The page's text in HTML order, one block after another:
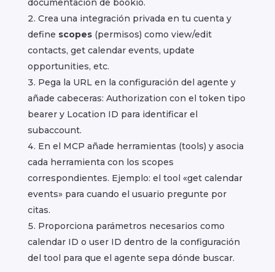
documentación de bookio.
Crea una integración privada en tu cuenta y
define scopes(permisos) como view/edit
contacts, get calendar events, update
opportunities, etc.
Pega la URL en la configuración del agente y
añade cabeceras: Authorization con el token tipo
bearer y Location ID para identificar el
subaccount.
En el MCP añade herramientas (tools) y asocia
cada herramienta con los scopes
correspondientes. Ejemplo: el tool «get calendar
events» para cuando el usuario pregunte por
citas.
Proporciona parámetros necesarios como
calendar ID o user ID dentro de la configuración
del tool para que el agente sepa dónde buscar.